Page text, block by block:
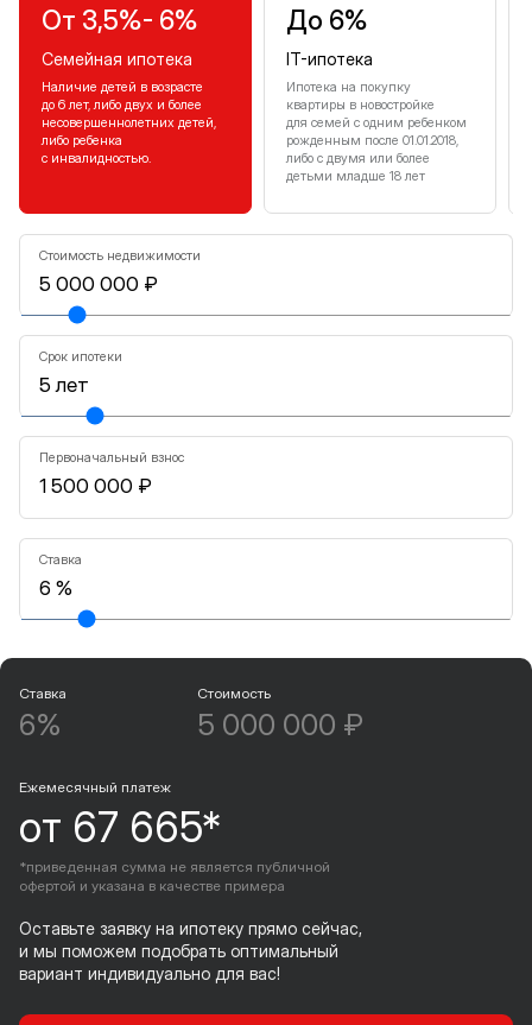
От 3,5%- 6%
Семейная ипотека
Наличие детей в возрасте
до 6 лет, либо двух и более
несовершеннолетних детей,
либо ребенка
с инвалидностью.
До 6%
IT-ипотека
Ипотека на покупку
квартиры в новостройке
для семей с одним ребенком
рожденным после 01.01.2018,
либо с двумя или более
детьми младше 18 лет
Стоимость недвижимости
Срок ипотеки
Первоначальный взнос
Ставка
Ставка
6%
Стоимость
5 000 000 ₽
Ежемесячный платеж
от 67 665*
*приведенная сумма не является публичной
офертой и указана в качестве примера
Оставьте заявку на ипотеку прямо сейчас,
и мы поможем подобрать оптимальный
вариант индивидуально для вас!